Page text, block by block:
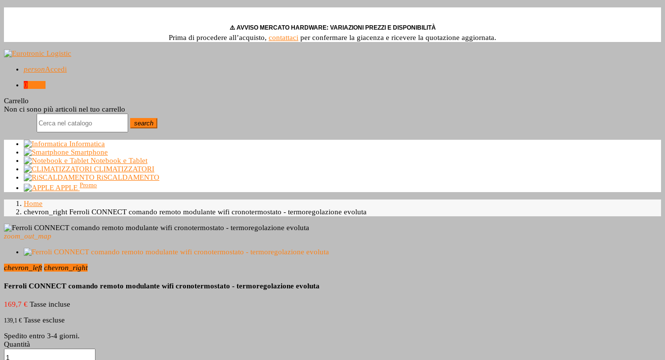
⚠️ AVVISO MERCATO HARDWARE: VARIAZIONI PREZZI E DISPONIBILITÀ
Prima di procedere all’acquisto, contattaci per confermare la giacenza e ricevere la quotazione aggiornata.
personAccedi
0
Carrello
Non ci sono più articoli nel tuo carrello
search
Informatica
Smartphone
Notebook e Tablet
CLIMATIZZATORI
RiSCALDAMENTO
APPLE Promo
Home
chevron_right Ferroli CONNECT comando remoto modulante wifi cronotermostato - termoregolazione evoluta
zoom_out_map
chevron_left chevron_right
Ferroli CONNECT comando remoto modulante wifi cronotermostato - termoregolazione evoluta
169,7 € Tasse incluse
139,1 € Tasse escluse
Spedito entro 3-4 giorni.
Quantità